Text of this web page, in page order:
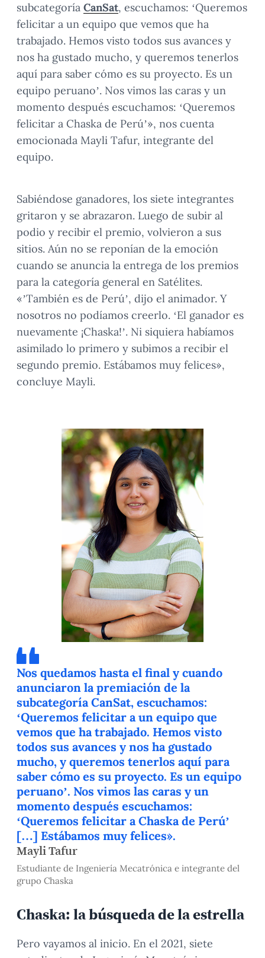
subcategoría CanSat, escuchamos: ‘Queremos
felicitar a un equipo que vemos que ha
trabajado. Hemos visto todos sus avances y
nos ha gustado mucho, y queremos tenerlos
aquí para saber cómo es su proyecto. Es un
equipo peruano’. Nos vimos las caras y un
momento después escuchamos: ‘Queremos
felicitar a Chaska de Perú’», nos cuenta
emocionada Mayli Tafur, integrante del
equipo.
Sabiéndose ganadores, los siete integrantes
gritaron y se abrazaron. Luego de subir al
podio y recibir el premio, volvieron a sus
sitios. Aún no se reponían de la emoción
cuando se anuncia la entrega de los premios
para la categoría general en Satélites.
«’También es de Perú’, dijo el animador. Y
nosotros no podíamos creerlo. ‘El ganador es
nuevamente ¡Chaska!’. Ni siquiera habíamos
asimilado lo primero y subimos a recibir el
segundo premio. Estábamos muy felices»,
concluye Mayli.
Nos quedamos hasta el final y cuando
anunciaron la premiación de la
subcategoría CanSat, escuchamos:
‘Queremos felicitar a un equipo que
vemos que ha trabajado. Hemos visto
todos sus avances y nos ha gustado
mucho, y queremos tenerlos aquí para
saber cómo es su proyecto. Es un equipo
peruano’. Nos vimos las caras y un
momento después escuchamos:
‘Queremos felicitar a Chaska de Perú’
[…] Estábamos muy felices».
Mayli Tafur
Estudiante de Ingeniería Mecatrónica e integrante del
grupo Chaska
Chaska: la búsqueda de la estrella
Pero vayamos al inicio. En el 2021, siete